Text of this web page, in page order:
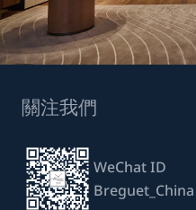
關注我們
WeChat ID
Breguet_China